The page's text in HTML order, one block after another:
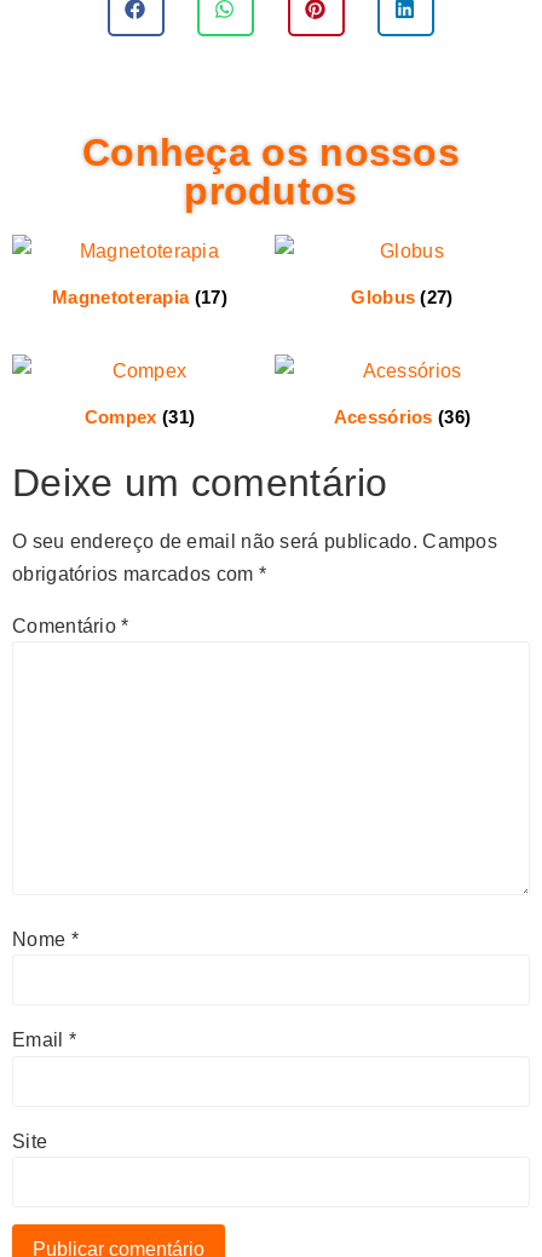
Conheça os nossos
produtos
Magnetoterapia (17) Globus(27)
Compex (31) Acessórios(36)
Deixe um comentário
O seu endereço de email não será publicado. Campos
obrigatórios marcados com *
Comentário*
Nome *
Email *
Site